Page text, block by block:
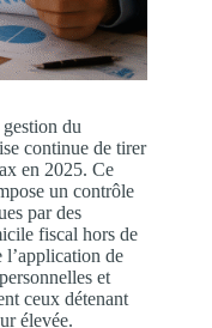
du
continue de tirer
en 2025. Ce
un contrôle
par des
fiscal hors de
l’application de
et
ceux détenant
élevée.